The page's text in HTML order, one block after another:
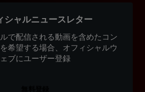
シャルニュースレター
で配信される動画を含めたコン
希望する場合、オフィシャルウ
ェブにユーザー登録